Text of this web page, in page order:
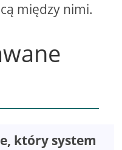
między nimi.
który system